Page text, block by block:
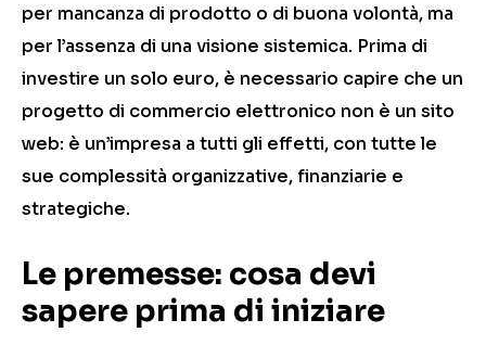
per mancanza di prodotto o di buona volontà, ma
per l’assenza di una visione sistemica. Prima di
investire un solo euro, è necessario capire che un
progetto di commercio elettronico non è un sito
web: è un’impresa a tutti gli effetti, con tutte le
sue complessità organizzative, finanziarie e
strategiche.
Le premesse: cosa devi
sapere prima di iniziare